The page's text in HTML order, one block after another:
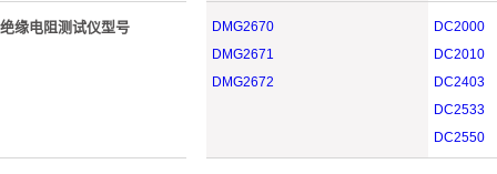
绝缘电阻测试仪型号
DMG2670
DMG2671
DMG2672
DC2000
DC2010
DC2403
DC2533
DC2550